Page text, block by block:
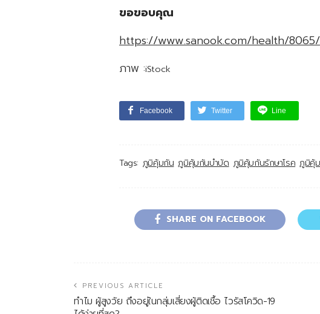
ขอขอบคุณ
https://www.sanook.com/health/8065/
ภาพ :iStock
Facebook Twitter Line
Tags: ภูมิคุ้มกัน ภูมิคุ้มกันบำบัด ภูมิคุ้มกันรักษาโรค ภูมิคุ้
SHARE ON FACEBOOK
PREVIOUS ARTICLE
ทำไม ผู้สูงวัย ถึงอยู่ในกลุ่มเสี่ยงผู้ติดเชื้อ ไวรัสโควิด-19